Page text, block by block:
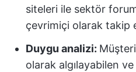
siteleri ile sektör
çevrimiçi olarak takip
Duygu analizi:
olarak algılayabilen